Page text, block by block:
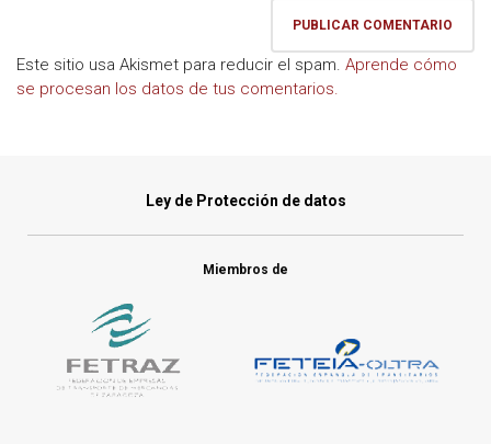
Este sitio usa Akismet para reducir el spam. Aprende cómo
se procesan los datos de tus comentarios.
Ley de Protección de datos
Miembros de